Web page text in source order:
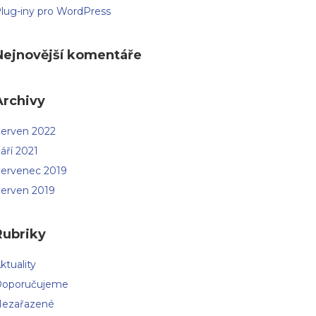
iny pro WordPress
komentáře
2022
2021
2019
2019